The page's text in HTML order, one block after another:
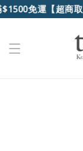
【超商取件人姓名